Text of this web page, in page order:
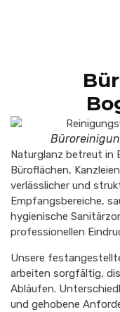
Naturglanz betreut in
Büroflächen,
verlässlicher und
Empfangsbereiche,
hygienische
professionellen
Unsere
arbeiten sorgfältig,
Abläufen.
und gehobene